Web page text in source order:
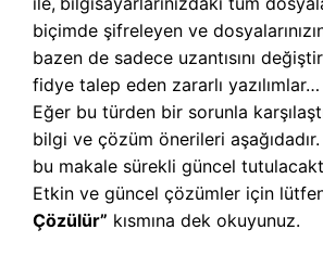
biçimde şifreleyen ve
bazen de sadece uzantısını
fidye talep eden zararlı yazılımlar…
Eğer bu türden bir sorunla
bilgi ve çözüm önerileri aşağıdadır.
bu makale sürekli güncel
Etkin ve güncel çözümler için
Çözülür” kısmına dek okuyunuz.